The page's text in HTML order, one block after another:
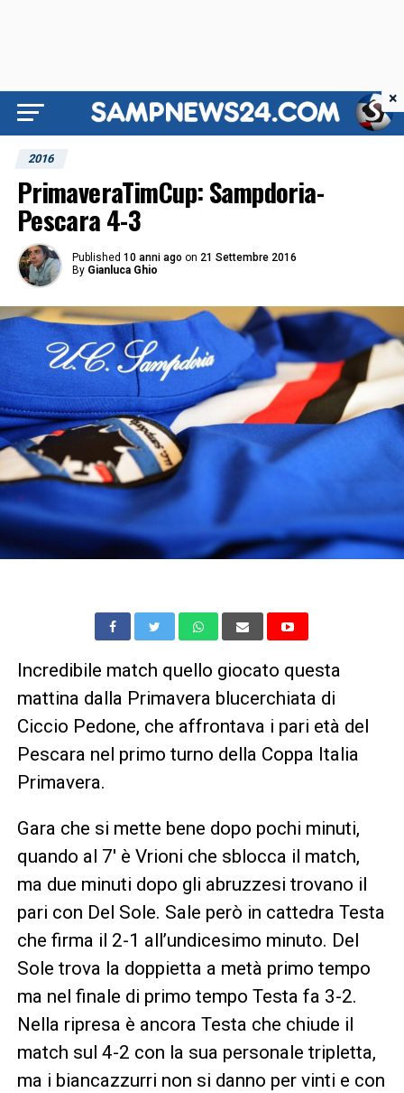
2016
PrimaveraTimCup: Sampdoria-
Pescara 4-3
Published 10 anni ago on 21 Settembre 2016
By Gianluca Ghio
Incredibile match quello giocato questa
mattina dalla Primavera blucerchiata di
Ciccio Pedone, che affrontava i pari età del
Pescara nel primo turno della Coppa Italia
Primavera.
Gara che si mette bene dopo pochi minuti,
quando al 7′ è Vrioni che sblocca il match,
ma due minuti dopo gli abruzzesi trovano il
pari con Del Sole. Sale però in cattedra Testa
che firma il 2-1 all’undicesimo minuto. Del
Sole trova la doppietta a metà primo tempo
ma nel finale di primo tempo Testa fa 3-2.
Nella ripresa è ancora Testa che chiude il
match sul 4-2 con la sua personale tripletta,
ma i biancazzurri non si danno per vinti e con
×